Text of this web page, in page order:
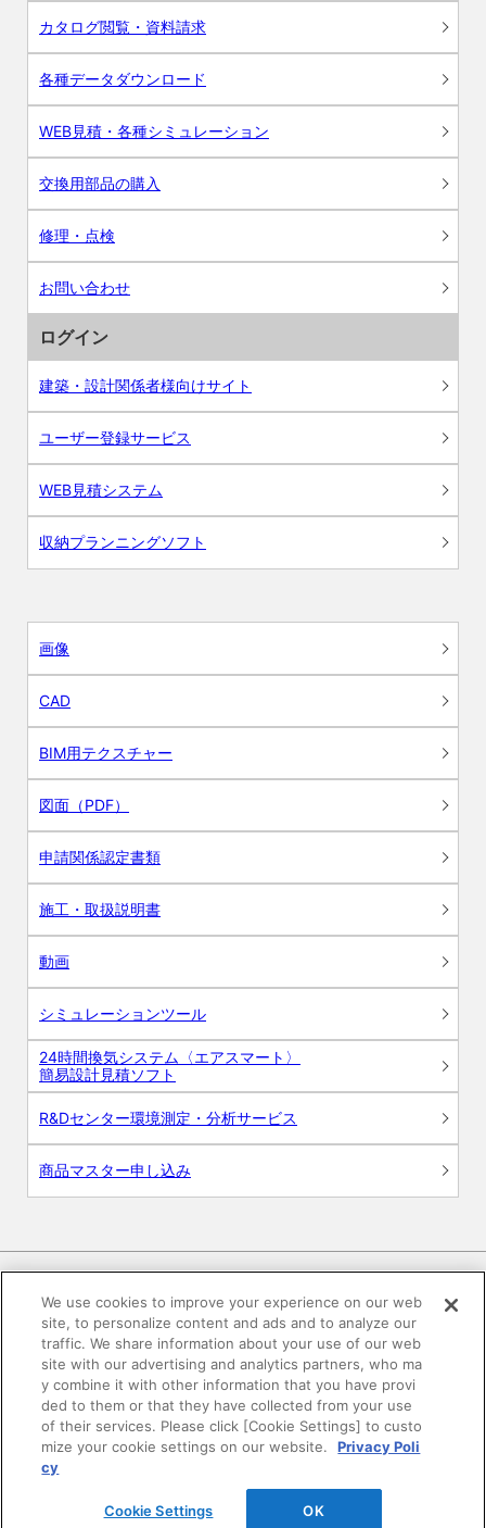
カタログ閲覧・資料請求
各種データダウンロード
WEB見積・各種シミュレーション
交換用部品の購入
修理・点検
お問い合わせ
ログイン
建築・設計関係者様向けサイト
ユーザー登録サービス
WEB見積システム
収納プランニングソフト
画像
CAD
BIM用テクスチャー
図面（PDF）
申請関係認定書類
施工・取扱説明書
動画
シミュレーションツール
24時間換気システム〈エアスマート〉
簡易設計見積ソフト
R&Dセンター環境測定・分析サービス
商品マスター申し込み
電子公告 このWEBサイトについて
プライバシーポリシー
SNSコミュニティガイドライン サイトマップ
©DAIKEN Corporation All Rights Reserved.
We use cookies to improve your experience on our web
site, to personalize content and ads and to analyze our
traffic. We share information about your use of our web
site with our advertising and analytics partners, who ma
y combine it with other information that you have provi
ded to them or that they have collected from your use
of their services. Please click [Cookie Settings] to custo
mize your cookie settings on our website.
Privacy Poli
cy
Cookie Settings OK